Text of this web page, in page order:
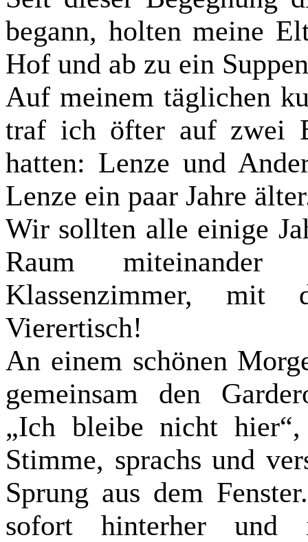
begann, holten meine
Hof und ab zu ein
Auf meinem täglichen
traf ich öfter auf zwei
hatten: Lenze und
Lenze ein paar Jahre
Wir sollten alle einige
Raum miteinander
Klassenzimmer, mit
Vierertisch!
An einem schönen
gemeinsam den
„Ich bleibe nicht
Stimme, sprachs und
Sprung aus dem
sofort hinterher und